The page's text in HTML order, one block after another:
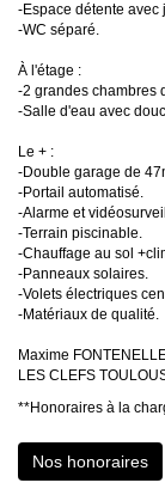
-Espace détente avec
-WC séparé.
À l'étage :
-2 grandes chambres
-Salle d'eau avec
Le + :
-Double garage de
-Portail automatisé.
-Alarme et
-Terrain piscinable.
-Chauffage au sol
-Panneaux solaires.
-Volets électriques
-Matériaux de qualité.
Maxime
LES CLEFS
**Honoraires à la
Nos honoraires